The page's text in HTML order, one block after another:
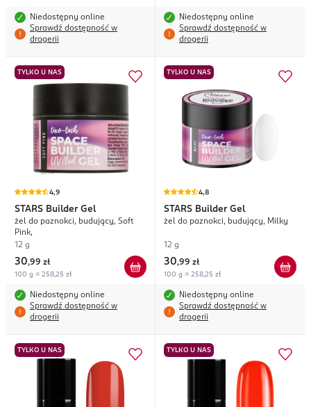
Niedostępny online
Sprawdź dostępność w
drogerii
Niedostępny online
Sprawdź dostępność w
drogerii
TYLKO U NAS
4,9
STARS Builder Gel
żel do paznokci, budujący, Soft
Pink,
12 g
30,99 zł
100 g = 258,25 zł
Niedostępny online
Sprawdź dostępność w
drogerii
TYLKO U NAS
4,8
STARS Builder Gel
żel do paznokci, budujący, Milky
12 g
30,99 zł
100 g = 258,25 zł
Niedostępny online
Sprawdź dostępność w
drogerii
TYLKO U NAS TYLKO U NAS